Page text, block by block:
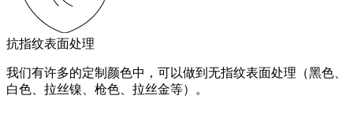
抗指纹表面处理
我们有许多的定制颜色中，可以做到无指纹表面处理（黑色、
白色、拉丝镍、枪色、拉丝金等）。